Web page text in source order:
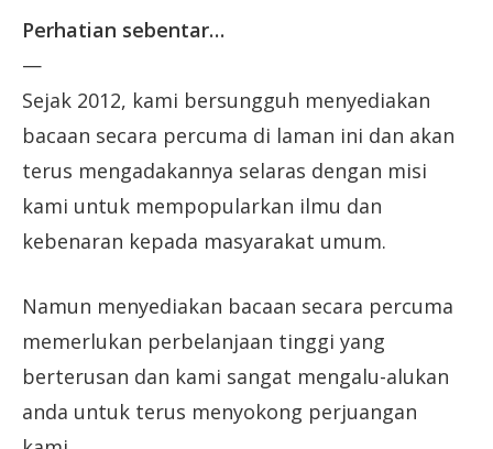
Perhatian sebentar…
—
Sejak 2012, kami bersungguh menyediakan
bacaan secara percuma di laman ini dan akan
terus mengadakannya selaras dengan misi
kami untuk mempopularkan ilmu dan
kebenaran kepada masyarakat umum.
Namun menyediakan bacaan secara percuma
memerlukan perbelanjaan tinggi yang
berterusan dan kami sangat mengalu-alukan
anda untuk terus menyokong perjuangan